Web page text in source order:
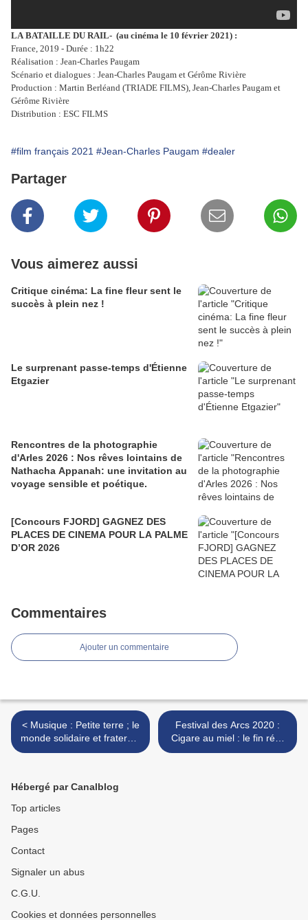
LABATAILLE DU RAIL- (au cinéma le 10 février 2021) :
France, 2019 - Durée : 1h22
Réalisation : Jean-Charles Paugam
Scénario et dialogues : Jean-Charles Paugam et Gérôme Rivière
Production : Martin Berléand (TRIADE FILMS), Jean-Charles Paugam et
Gérôme Rivière
Distribution : ESC FILMS
#film français 2021 #Jean-Charles Paugam #dealer
Partager
Vous aimerez aussi
Critique cinéma: La fine fleur sent le
succès à plein nez !
Le surprenant passe-temps d'Étienne
Etgazier
Rencontres de la photographie
d'Arles 2026 : Nos rêves lointains de
Nathacha Appanah: une invitation au
voyage sensible et poétique.
[Concours FJORD] GAGNEZ DES
PLACES DE CINEMA POUR LA PALME
D’OR 2026
Commentaires
Ajouter un commentaire
< Musique : Petite terre ; le
monde solidaire et fraternel
de HK et ses saltimbanques
Festival des Arcs 2020 :
Cigare au miel : le fin récit
d'une double
Hébergé par Canalblog
Top articles
Pages
Contact
Signaler un abus
C.G.U.
Cookies et données personnelles